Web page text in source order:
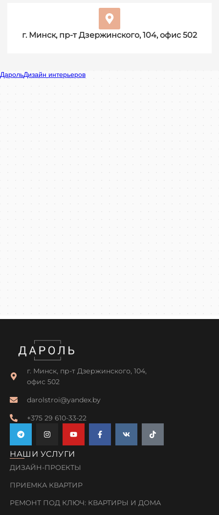
г. Минск, пр-т Дзержинского, 104, офис 502
Дароль в Минске
г. Минск, пр-т Дзержинского, 104,
офис 502
darolstroi@yandex.by
+375 29 610-33-22
НАШИ УСЛУГИ
ДИЗАЙН-ПРОЕКТЫ
ПРИЕМКА КВАРТИР
РЕМОНТ ПОД КЛЮЧ: КВАРТИРЫ И ДОМА